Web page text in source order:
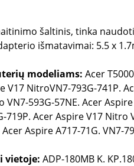
šaltinis, tinka
išmatavimai: 5.5 x
modeliams: Acer
V17 NitroVN7-793G-741P.
VN7-593G-57NE. Acer
719P. Acer Aspire V17
Aspire A717-71G. VN7-
vietoje: ADP-180MB K.